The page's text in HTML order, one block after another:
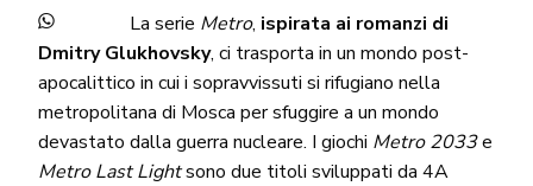
La serie Metro, ispirata ai romanzi di
Dmitry Glukhovsky, ci trasporta in un mondo post-
apocalittico in cui i sopravvissuti si rifugiano nella
metropolitana di Mosca per sfuggire a un mondo
devastato dalla guerra nucleare. I giochi Metro 2033e
Metro Last Lightsono due titoli sviluppati da 4A